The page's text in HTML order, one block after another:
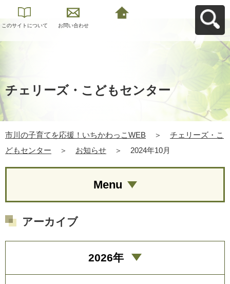
このサイトについて お問い合わせ
チェリーズ・こどもセンター
市川の子育てを応援！いちかわっこWEB ＞
チェリーズ・こ
どもセンター
＞ お知らせ ＞ 2024年10月
Menu
アーカイブ
2026年